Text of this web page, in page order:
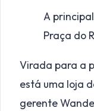
A
Praça do
Virada para a
está uma loja
gerente